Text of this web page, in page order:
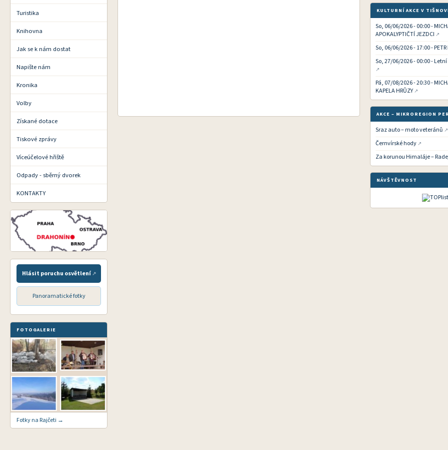
Turistika
Knihovna
Jak se k nám dostat
Napište nám
Kronika
Volby
Získané dotace
Tiskové zprávy
Víceúčelové hřiště
Odpady - sběrný dvorek
KONTAKTY
Hlásit poruchu osvětlení
Panoramatické fotky
FOTOGALERIE
Fotky na Rajčeti →
KULTURNÍ AKCE V
So, 06/06/2026 - 00:00 -
APOKALYPTIČTÍ JEZDCI
So, 06/06/2026 - 17:00 -
So, 27/06/2026 - 00:00 -
Pá, 07/08/2026 - 20:30 -
KAPELA HRŮZY
AKCE – MIKROREGION
Sraz auto – moto veteránů
Černvírské hody
Za korunou Himaláje –
NÁVŠTĚVNOST